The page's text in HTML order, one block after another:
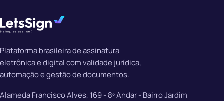
Plataforma brasileira de assinatura
eletrônica e digital com validade jurídica,
automação e gestão de documentos.
Alameda Francisco Alves, 169 - 8º Andar - Bairro Jardim